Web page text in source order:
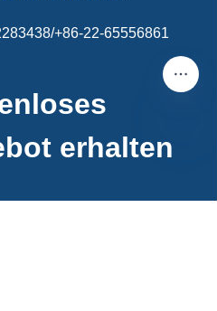
+86-22-65556861
erhalten